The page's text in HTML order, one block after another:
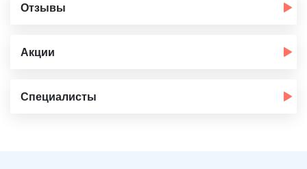
Отзывы
Акции
Специалисты